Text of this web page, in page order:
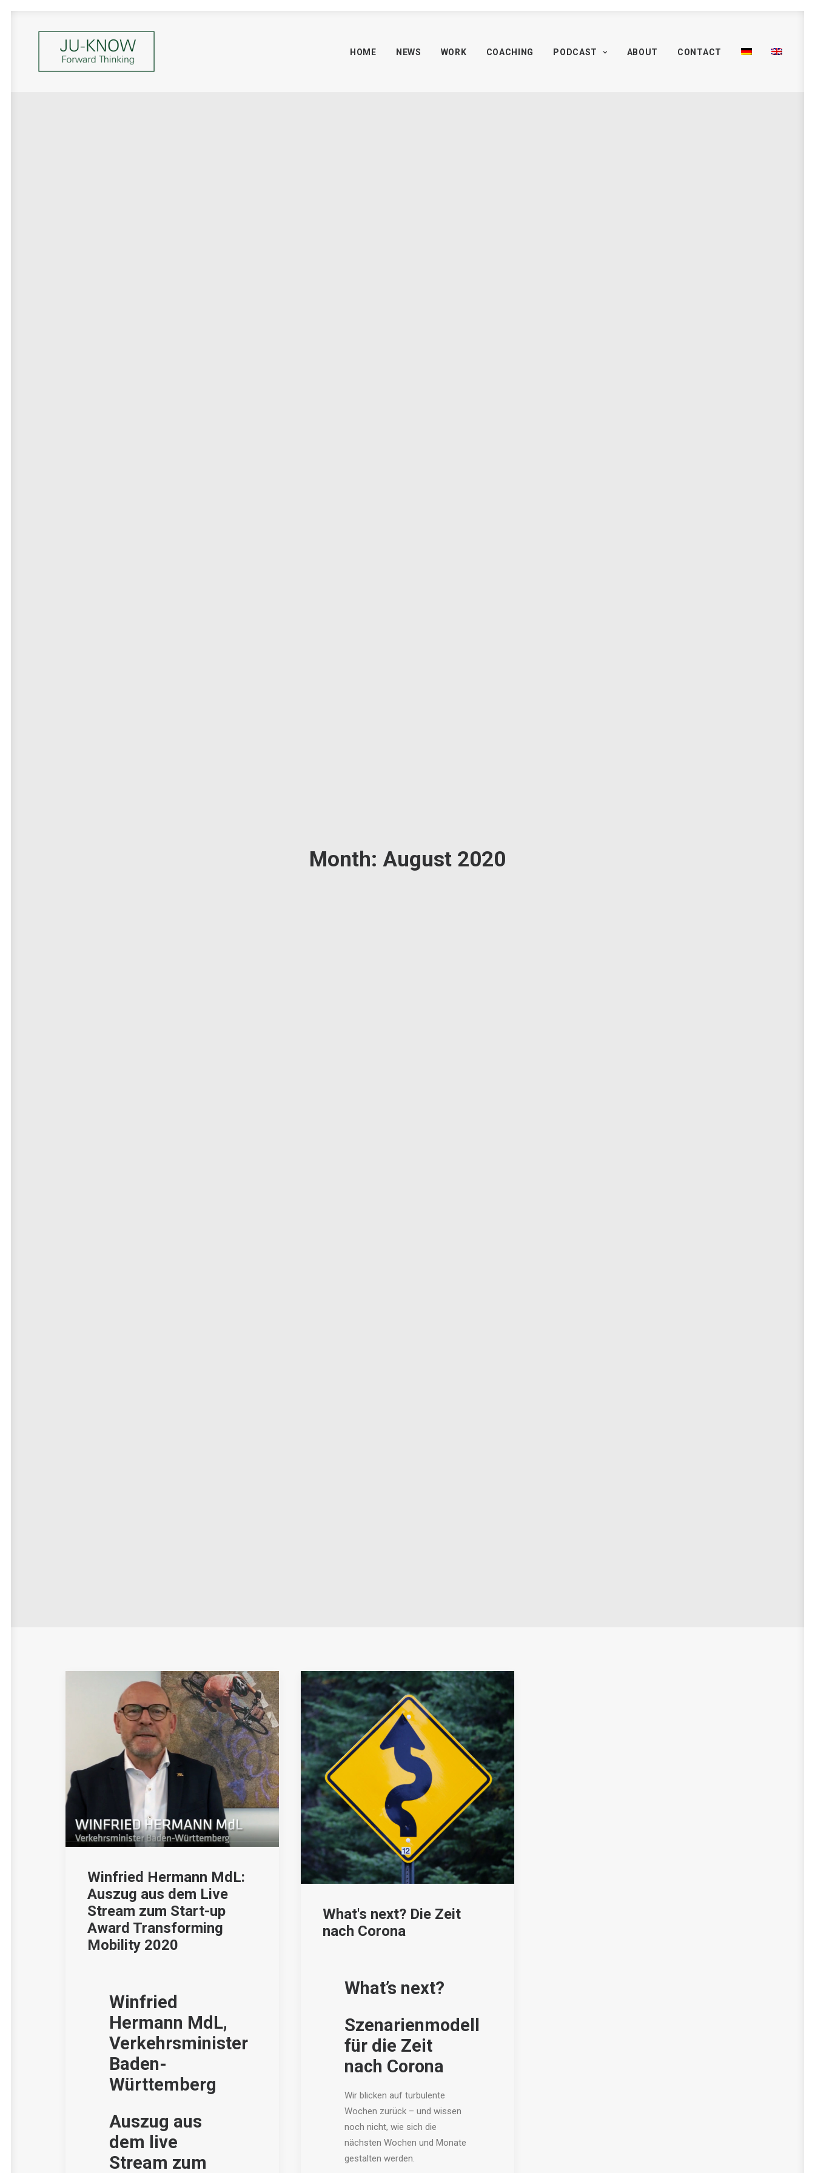
HOME NEWS WORK COACHING PODCAST ABOUT CONTACT
Month: August 2020
Winfried Hermann MdL:
Auszug aus dem Live
Stream zum Start-up
Award Transforming
Mobility 2020
Winfried
Hermann MdL,
Verkehrsminister
Baden-
Württemberg
Auszug aus
dem live
Stream zum
What's next? Die Zeit
nach Corona
What’s next?
Szenarienmodell
für die Zeit
nach Corona
Wir blicken auf turbulente
Wochen zurück – und wissen
noch nicht, wie sich die
nächsten Wochen und Monate
gestalten werden.